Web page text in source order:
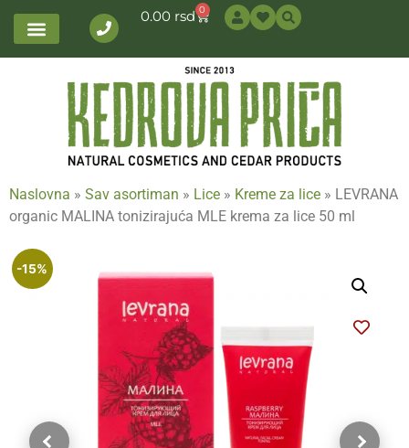
0.00 rsd 0
Naslovna » Sav asortiman » Lice » Kreme za lice » LEVRANA
organic MALINA tonizirajuća MLE krema za lice 50 ml
-15%